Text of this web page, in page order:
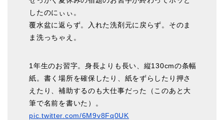
したのにぃぃ。
覆水盆に返らず。入れた洗剤元に戻らず。そのま
ま洗っちゃえ。
1年生のお習字。身長よりも長い、縦130cmの条幅
紙。書く場所を確保したり、紙をずらしたり押さ
えたり、補助するのも大仕事だった（このあと大
筆で名前を書いた）。
pic.twitter.com/6M9v8Fq0UK